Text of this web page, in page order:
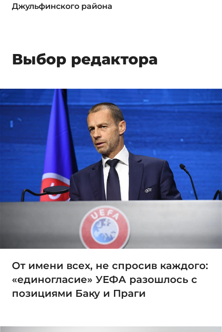
Джульфинского района
Выбор редактора
От имени всех, не спросив каждого:
«единогласие» УЕФА разошлось с
позициями Баку и Праги